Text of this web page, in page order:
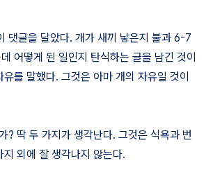
댓글을 달았다. 개가 새끼 낳은지 불과 6-7
어떻게 된 일인지 탄식하는 글을 남긴 것이
를 말했다. 그것은 아마 개의 자유일 것이
? 딱 두 가지가 생각난다. 그것은 식욕과 번
지 외에 잘 생각나지 않는다.